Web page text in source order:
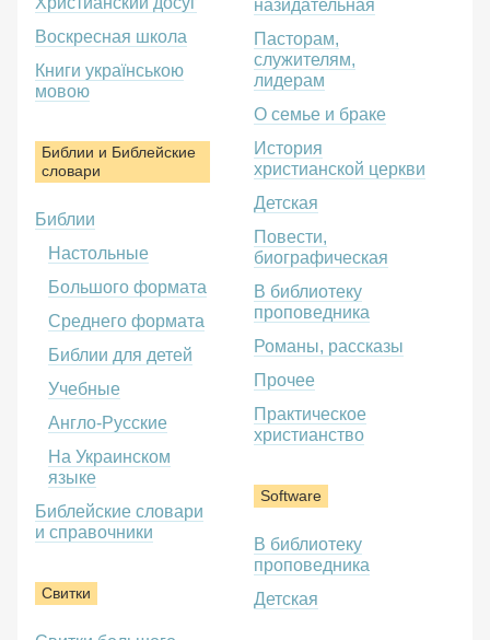
Воскресная школа
Книги українською
мовою
Библии и Библейские
словари
Библии
Настольные
Большого формата
Среднего формата
Библии для детей
Учебные
Англо-Русские
На Украинском
языке
Библейские словари
и справочники
Свитки
назидательная
Пасторам,
служителям,
лидерам
О семье и браке
История
христианской церкви
Детская
Повести,
биографическая
В библиотеку
проповедника
Романы, рассказы
Прочее
Практическое
христианство
Software
В библиотеку
проповедника
Детская